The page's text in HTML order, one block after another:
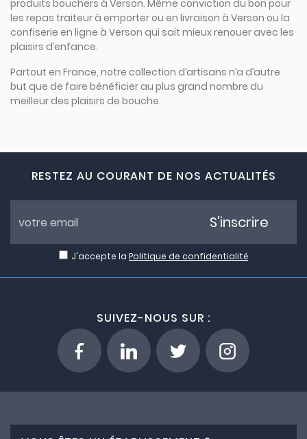
produits bouchers à Verson. Même conviction du bon pour
les repas traiteur à emporter ou en livraison à Verson ou la
confiserie en ligne à Verson qui sait mieux renouer avec les
plaisirs d’enfance.
Partout en France, notre collection d’artisans n’a d’autre
but que de faire bénéficier au plus grand nombre du
meilleur des plaisirs de bouche.
RESTEZ AU COURANT DE NOS ACTUALITÉS
J'accepte la Politique de confidentialité
S'inscrire
SUIVEZ-NOUS SUR :